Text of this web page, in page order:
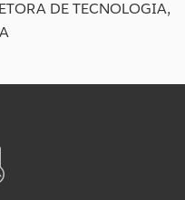
DE TECNOLOGIA,